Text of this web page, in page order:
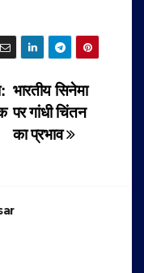
भारतीय सिनेमा
पर गांधी चिंतन
का प्रभाव